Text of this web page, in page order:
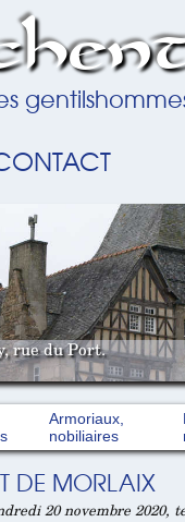
rue du Port.
Armoriaux,
nobiliaires
DE MORLAIX
20 novembre 2020,